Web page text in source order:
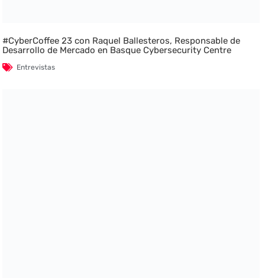
#CyberCoffee 23 con Raquel Ballesteros, Responsable de
Desarrollo de Mercado en Basque Cybersecurity Centre
Entrevistas